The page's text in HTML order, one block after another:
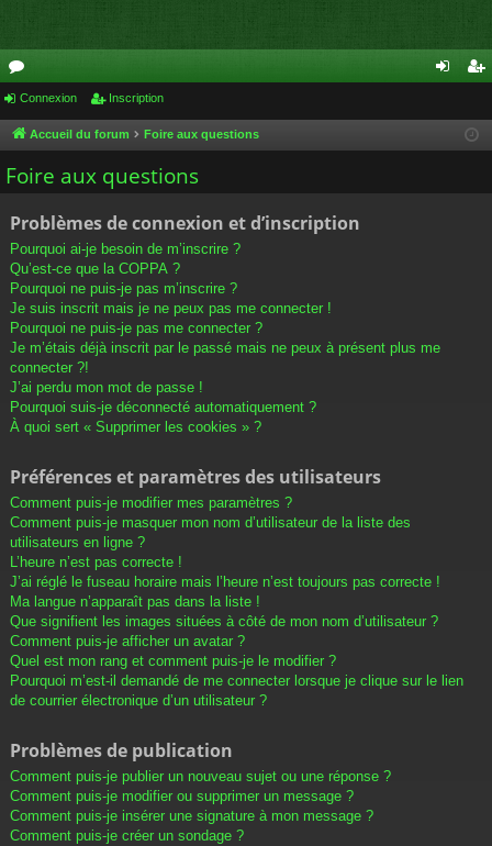
or
u
m
cri
Connexion Inscription
Accueil du forum Foire aux questions
Foire aux questions
Problèmes de connexion et d’inscription
Pourquoi ai-je besoin de m’inscrire ?
Qu’est-ce que la COPPA ?
Pourquoi ne puis-je pas m’inscrire ?
Je suis inscrit mais je ne peux pas me connecter !
Pourquoi ne puis-je pas me connecter ?
Je m’étais déjà inscrit par le passé mais ne peux à présent plus me
connecter ?!
J’ai perdu mon mot de passe !
Pourquoi suis-je déconnecté automatiquement ?
À quoi sert « Supprimer les cookies » ?
Préférences et paramètres des utilisateurs
Comment puis-je modifier mes paramètres ?
Comment puis-je masquer mon nom d’utilisateur de la liste des
utilisateurs en ligne ?
L’heure n’est pas correcte !
J’ai réglé le fuseau horaire mais l’heure n’est toujours pas correcte !
Ma langue n’apparaît pas dans la liste !
Que signifient les images situées à côté de mon nom d’utilisateur ?
Comment puis-je afficher un avatar ?
Quel est mon rang et comment puis-je le modifier ?
Pourquoi m’est-il demandé de me connecter lorsque je clique sur le lien
de courrier électronique d’un utilisateur ?
Problèmes de publication
Comment puis-je publier un nouveau sujet ou une réponse ?
Comment puis-je modifier ou supprimer un message ?
Comment puis-je insérer une signature à mon message ?
Comment puis-je créer un sondage ?